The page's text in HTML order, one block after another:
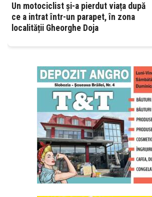
Un motociclist și-a pierdut viața după
ce a intrat într-un parapet, în zona
localității Gheorghe Doja